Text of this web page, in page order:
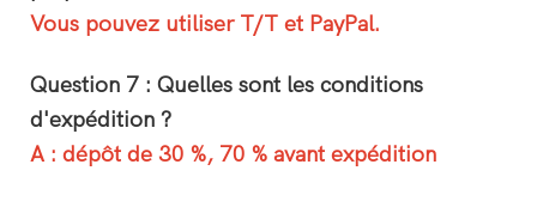
Vous pouvez utiliser T/T et PayPal.
Question 7 : Quelles sont les conditions
d'expédition ?
A : dépôt de 30 %, 70 % avant expédition